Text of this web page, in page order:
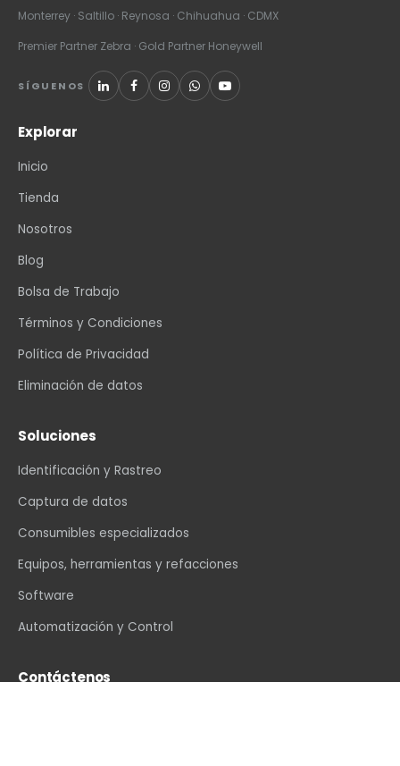
Monterrey · Saltillo · Reynosa · Chihuahua · CDMX
Premier Partner Zebra · Gold Partner Honeywell
SÍGUENOS
Explorar
Inicio
Tienda
Nosotros
Blog
Bolsa de Trabajo
Términos y Condiciones
Política de Privacidad
Eliminación de datos
Soluciones
Identificación y Rastreo
Captura de datos
Consumibles especializados
Equipos, herramientas y refacciones
Software
Automatización y Control
Contáctenos